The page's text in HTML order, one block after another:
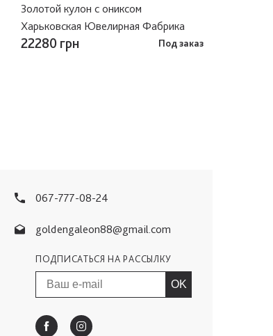
Золотой кулон с ониксом
Харьковская Ювелирная Фабрика
22280 грн Под заказ
067-777-08-24
goldengaleon88@gmail.com
ПОДПИСАТЬСЯ НА РАССЫЛКУ
OK